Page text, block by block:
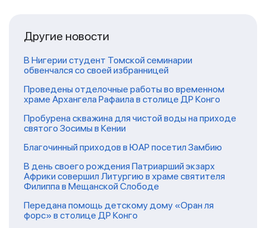
Другие новости
В Нигерии студент Томской семинарии
обвенчался со своей избранницей
Проведены отделочные работы во временном
храме Архангела Рафаила в столице ДР Конго
Пробурена скважина для чистой воды на приходе
святого Зосимы в Кении
Благочинный приходов в ЮАР посетил Замбию
В день своего рождения Патриарший экзарх
Африки совершил Литургию в храме святителя
Филиппа в Мещанской Слободе
Передана помощь детскому дому «Оран ля
форс» в столице ДР Конго